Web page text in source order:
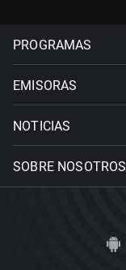
PROGRAMAS
EMISORAS
NOTICIAS
SOBRE NOSOTROS